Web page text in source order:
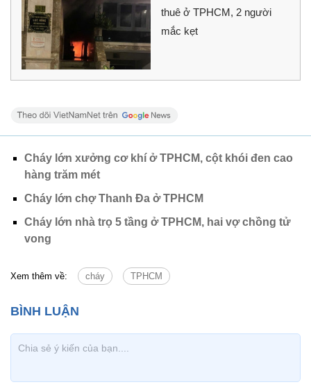
thuê ở TPHCM, 2 người
mắc kẹt
Cháy lớn xưởng cơ khí ở TPHCM, cột khói đen cao
hàng trăm mét
Cháy lớn chợ Thanh Đa ở TPHCM
Cháy lớn nhà trọ 5 tầng ở TPHCM, hai vợ chồng tử
vong
Xem thêm về: cháy TPHCM